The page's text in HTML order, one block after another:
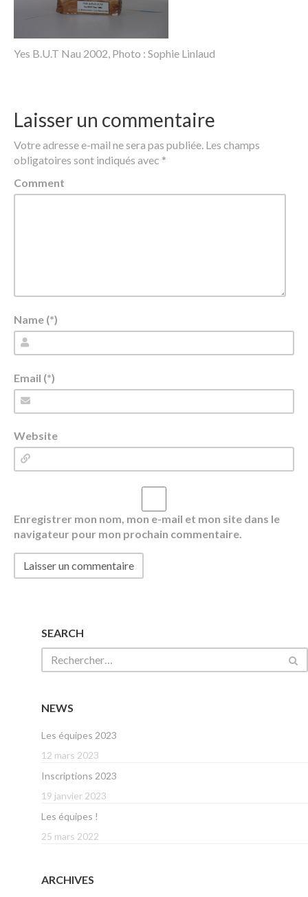
Yes B.U.T Nau 2002, Photo : Sophie Linlaud
Laisser un commentaire
Votre adresse e-mail ne sera pas publiée. Les champs
obligatoires sont indiqués avec *
Comment
Name (*)
Email (*)
Website
Enregistrer mon nom, mon e-mail et mon site dans le
navigateur pour mon prochain commentaire.
SEARCH
NEWS
Les équipes 2023
12 mars 2023
Inscriptions 2023
19 janvier 2023
Les équipes !
25 mars 2022
ARCHIVES